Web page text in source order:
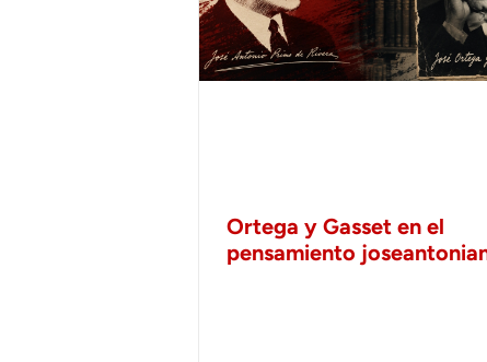
Ortega y Gasset en el
pensamiento